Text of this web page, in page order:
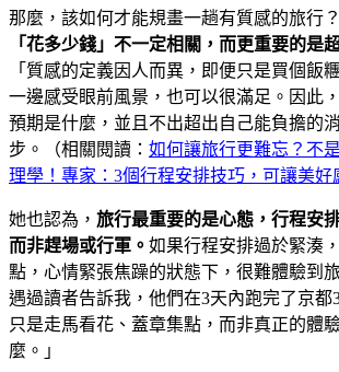
那麼，該如何才能規畫一趟有質感的旅行？
「花多少錢」不一定相關，而更重要的是
「質感的定義因人而異，即便只是買個飯
一邊感受眼前風景，也可以很滿足。因此
預期是什麼，並且不出超出自己能負擔的
步。（相關閱讀： 如何讓旅行更難忘？不
理學！專家：3個行程安排技巧，可讓美好
她也認為， 旅行最重要的是心態，行程安
而非趕場或行軍。 如果行程安排過於緊湊
點，心情緊張焦躁的狀態下，很難體驗到
遇過讀者告訴我，他們在3天內跑完了京都
只是走馬看花、蓋章集點，而非真正的體
麼。」